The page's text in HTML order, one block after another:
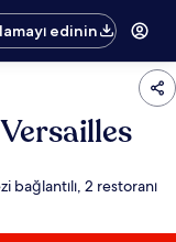
edinin
bağlantılı, 2 restoranı